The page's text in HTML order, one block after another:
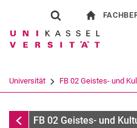
Suchformular
Suchbegriff
Suchen
Universität FB 02 Geistes- und
InfothekFB 02 Geistes- und